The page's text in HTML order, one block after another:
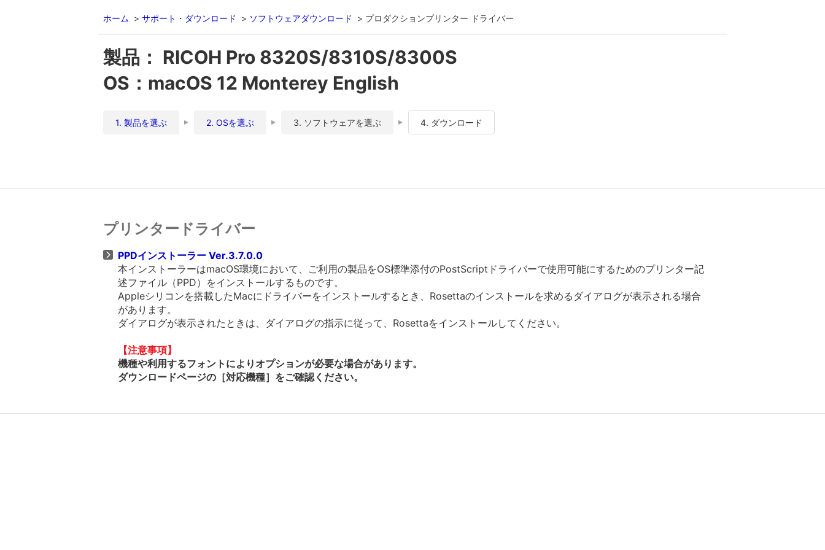
ホーム サポート・ダウンロード ソフトウェアダウンロード プロダクションプリンター ドライバー
製品： RICOH Pro 8320S/8310S/8300S
OS：macOS 12 Monterey English
1. 製品を選ぶ 2. OSを選ぶ 3. ソフトウェアを選ぶ 4. ダウンロード
プリンタードライバー
PPDインストーラー Ver.3.7.0.0
本インストーラーはmacOS環境において、ご利用の製品をOS標準添付のPostScriptドライバーで使用可能にするためのプリンター記
述ファイル（PPD）をインストールするものです。
Appleシリコンを搭載したMacにドライバーをインストールするとき、Rosettaのインストールを求めるダイアログが表示される場合
があります。
ダイアログが表示されたときは、ダイアログの指示に従って、Rosettaをインストールしてください。
【注意事項】
機種や利用するフォントによりオプションが必要な場合があります。
ダウンロードページの［対応機種］をご確認ください。